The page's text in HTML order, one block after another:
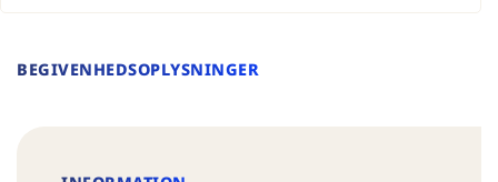
BEGIVENHEDSOPLYSNINGER